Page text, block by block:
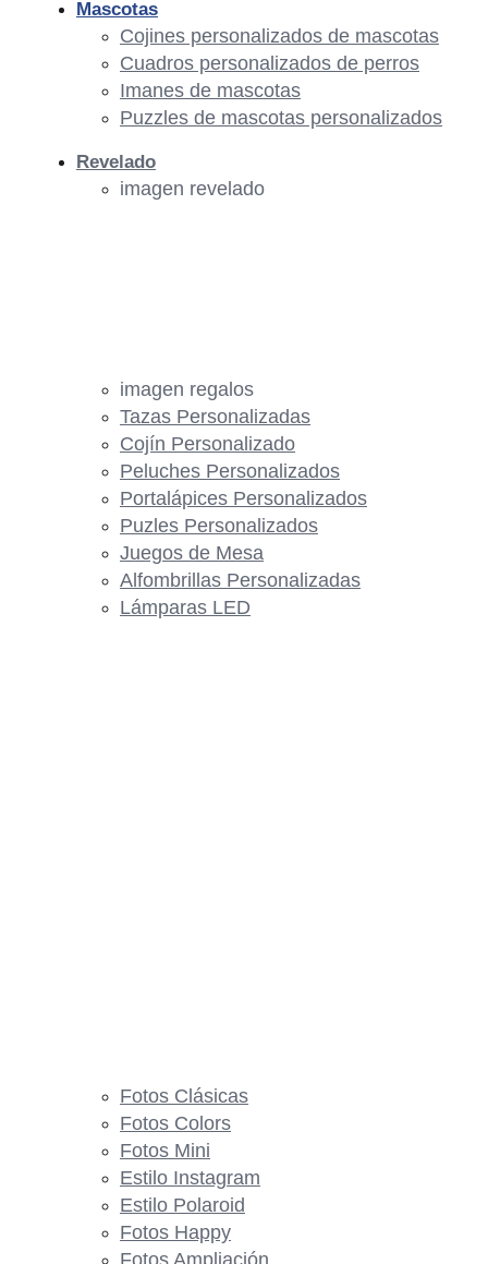
imagen regalos
Tazas Personalizadas
Cojín Personalizado
Peluches Personalizados
Portalápices Personalizados
Puzles Personalizados
Juegos de Mesa
Alfombrillas Personalizadas
Lámparas LED
Mascotas
Cojines personalizados de mascotas
Cuadros personalizados de perros
Imanes de mascotas
Puzzles de mascotas personalizados
Revelado
imagen revelado
Fotos Clásicas
Fotos Colors
Fotos Mini
Estilo Instagram
Estilo Polaroid
Fotos Happy
Fotos Ampliación